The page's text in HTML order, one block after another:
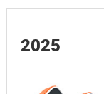
2025